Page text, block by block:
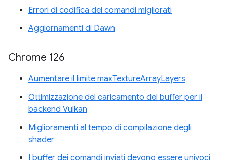
Errori di codifica dei comandi migliorati
Aggiornamenti di Dawn
Chrome 126
Aumentare il limite maxTextureArrayLayers
Ottimizzazione del caricamento del buffer per il
backend Vulkan
Miglioramenti al tempo di compilazione degli
shader
I buffer dei comandi inviati devono essere univoci